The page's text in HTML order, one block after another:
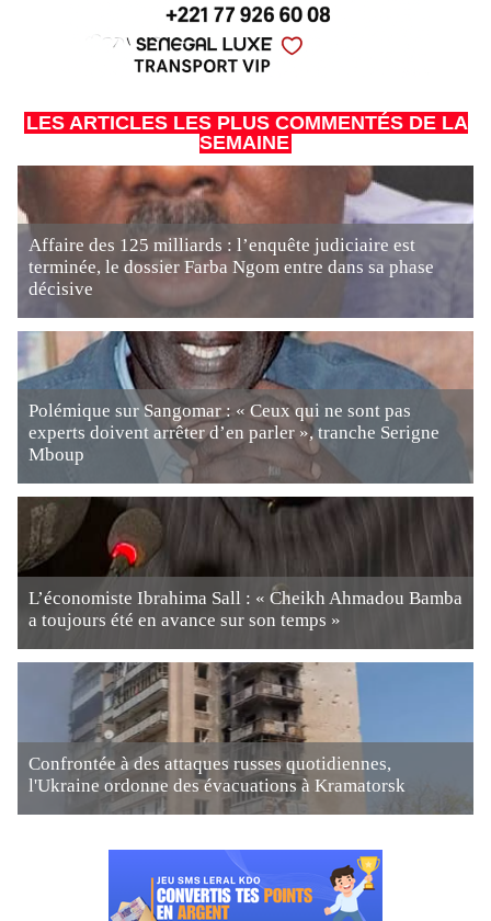
LES ARTICLES LES PLUS COMMENTÉS DE LA
SEMAINE
Affaire des 125 milliards : l’enquête judiciaire est
terminée, le dossier Farba Ngom entre dans sa phase
décisive
Polémique sur Sangomar : « Ceux qui ne sont pas
experts doivent arrêter d’en parler », tranche Serigne
Mboup
L’économiste Ibrahima Sall : « Cheikh Ahmadou Bamba
a toujours été en avance sur son temps »
Confrontée à des attaques russes quotidiennes,
l'Ukraine ordonne des évacuations à Kramatorsk